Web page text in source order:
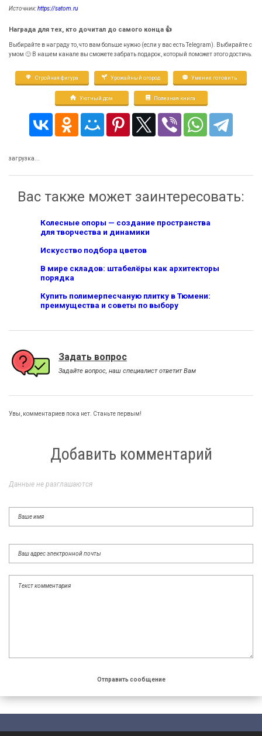
Источник:https://satom.ru
Награда для тех, кто дочитал до самого конца 👍
Выбирайте в награду то, что вам больше нужно (если у вас есть Telegram). Выбирайте с
умом 🙂 В нашем канале вы сможете забрать подарок, который поможет этого достичь.
Стройная фигура Урожайный огород Умение готовить
Уютный дом Полезная книга
загрузка...
Вас также может заинтересовать:
Колесные опоры — создание пространства
для творчества и динамики
Искусство подбора цветов
В мире складов: штабелёры как архитекторы
порядка
Купить полимерпесчаную плитку в Тюмени:
преимущества и советы по выбору
Задать вопрос
Задайте вопрос, наш специалист ответит Вам
Увы, комментариев пока нет. Станьте первым!
Добавить комментарий
Данные не разглашаются